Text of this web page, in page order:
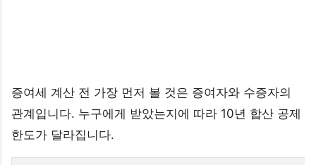
증여세 계산 전 가장 먼저 볼 것은 증여자와 수증자의
관계입니다. 누구에게 받았는지에 따라 10년 합산 공제
한도가 달라집니다.